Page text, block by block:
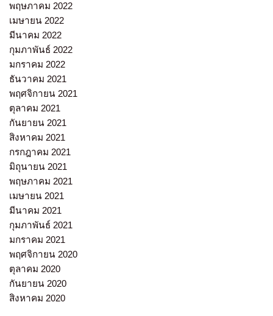
พฤษภาคม 2022
เมษายน 2022
มีนาคม 2022
กุมภาพันธ์ 2022
มกราคม 2022
ธันวาคม 2021
พฤศจิกายน 2021
ตุลาคม 2021
กันยายน 2021
สิงหาคม 2021
กรกฎาคม 2021
มิถุนายน 2021
พฤษภาคม 2021
เมษายน 2021
มีนาคม 2021
กุมภาพันธ์ 2021
มกราคม 2021
พฤศจิกายน 2020
ตุลาคม 2020
กันยายน 2020
สิงหาคม 2020